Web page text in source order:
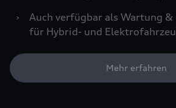
›
Auch verfügbar als Wartung
für Hybrid- und
Mehr erfahren